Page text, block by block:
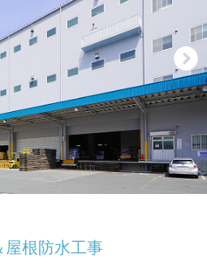
屋根防水工事